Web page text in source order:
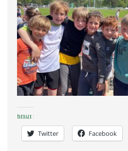
Partager :
Twitter Facebook